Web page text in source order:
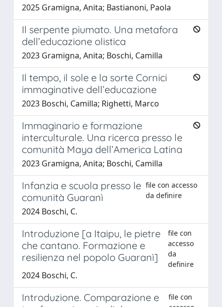
2025 Gramigna, Anita; Bastianoni, Paola
Il serpente piumato. Una metafora
dell’educazione olistica
2023 Gramigna, Anita; Boschi, Camilla
Il tempo, il sole e la sorte Cornici
immaginative dell’educazione
2023 Boschi, Camilla; Righetti, Marco
Immaginario e formazione
interculturale. Una ricerca presso le
comunità Maya dell’America Latina
2023 Gramigna, Anita; Boschi, Camilla
Infanzia e scuola presso le
comunità Guaranì
file con accesso
da definire
2024 Boschi, C.
Introduzione [a Itaipu, le pietre
che cantano. Formazione e
resilienza nel popolo Guaranì]
file con
accesso
da
definire
2024 Boschi, C.
Introduzione. Comparazione e
file con